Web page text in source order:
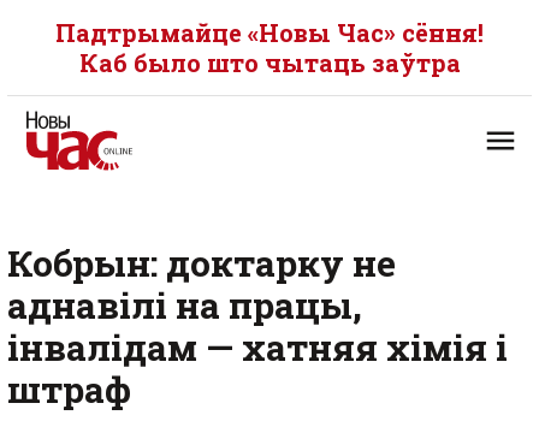
Падтрымайце «Новы Час» сёння!
Каб было што чытаць заўтра
Кобрын: доктарку не
аднавілі на працы,
інвалідам — хатняя хімія і
штраф